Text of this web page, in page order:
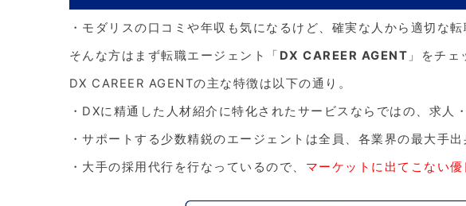
・モダリスの口コミや年収も気になるけど、確実な人から適切な転
そんな方はまず転職エージェント「 DX CAREER AGENT 」をチェ
DX CAREER AGENTの主な特徴は以下の通り。
・DXに精通した人材紹介に特化されたサービスならではの、求人
・サポートする少数精鋭のエージェントは全員、各業界の最大手出
・大手の採用代行を行なっているので、 マーケットに出てこない